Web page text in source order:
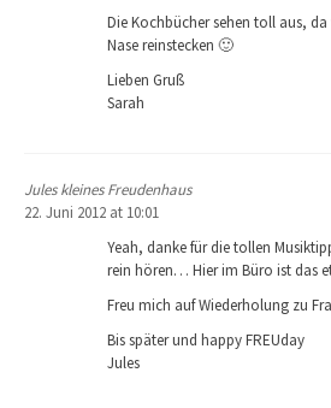
Die Kochbücher sehen toll aus,
Nase reinstecken 🙂
Lieben Gruß
Sarah
Jules kleines Freudenhaus
22. Juni 2012 at 10:01
Yeah, danke für die tollen
rein hören… Hier im Büro ist das
Freu mich auf Wiederholung zu
Bis später und happy FREUday
Jules